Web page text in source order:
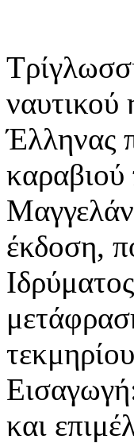
Έλληνας
καραβιού
έκδοση,
και